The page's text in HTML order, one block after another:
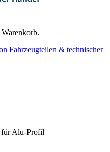
Fahrzeugteilen & technischer
für Alu-Profil